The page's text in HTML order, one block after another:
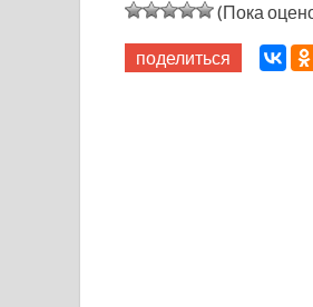
(Пока
поделиться